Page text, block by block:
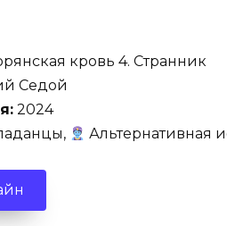
кровь 4. Странник
Седой
2024
Альтернативная